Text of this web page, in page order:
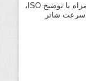
درک نوردهی – همراه با توضیح ISO،
سرعت شاتر